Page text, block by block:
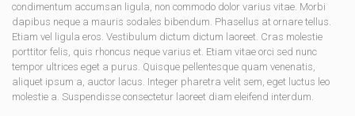
condimentum accumsan ligula, non commodo dolor varius vitae. Morbi
dapibus neque a mauris sodales bibendum. Phasellus at ornare tellus.
Etiam vel ligula eros. Vestibulum dictum dictum laoreet. Cras molestie
porttitor felis, quis rhoncus neque varius et. Etiam vitae orci sed nunc
tempor ultrices eget a purus. Quisque pellentesque quam venenatis,
aliquet ipsum a, auctor lacus. Integer pharetra velit sem, eget luctus leo
molestie a. Suspendisse consectetur laoreet diam eleifend interdum.